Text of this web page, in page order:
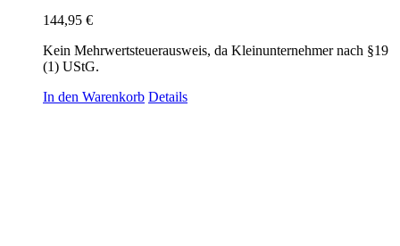
144,95 €
Kein Mehrwertsteuerausweis, da Kleinunternehmer nach §19
(1) UStG.
In den Warenkorb Details